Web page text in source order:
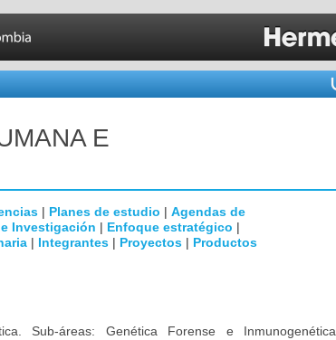
E
| Planes de estudio | Agendas de
Investigación | Enfoque estratégico |
| Integrantes | Proyectos | Productos
Sub-áreas: Genética Forense e Inmunogenética